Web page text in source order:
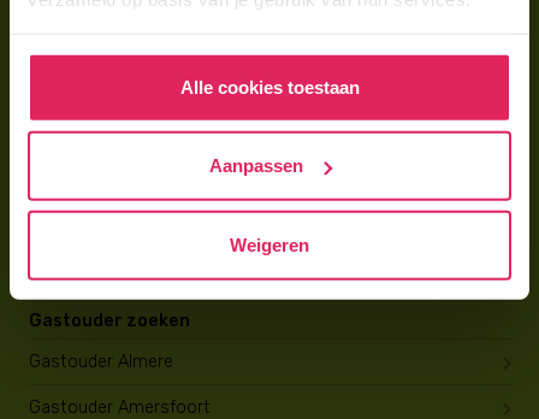
Alle cookies toestaan
Aanpassen
Weigeren
Wat verdient een gastouder?
Gastouder zoeken
Gastouder Almere
Gastouder Amersfoort